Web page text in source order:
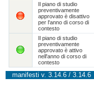
Il piano di studio
preventivamente
approvato è disattivo
per l'anno di corso di
contesto
Il piano di studio
preventivamente
approvato è attivo
nell'anno di corso di
contesto
manifesti v. 3.14.6 / 3.14.6